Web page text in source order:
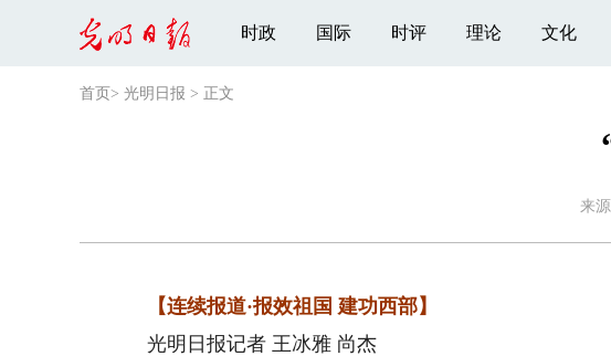
时政 国际 时评 理论 文化
首页 > 光明日报 > 正文
来源
【连续报道·报效祖国 建功西部】
光明日报记者 王冰雅 尚杰